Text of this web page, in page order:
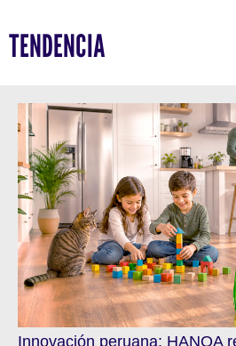
TENDENCIA
Innovación peruana: HANQA